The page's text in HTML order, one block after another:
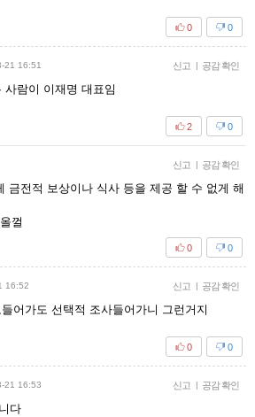
0
0
21 16:51 신고 | 공감 확인
사람이 이재명 대표임
0
2
신고 | 공감 확인
금전적 보상이나 식사 등을 제공 할 수 없게 해
껄
0
0
16:52 신고 | 공감 확인
어가도 선택적 조사들어가니 그런거지
0
0
21 16:53 신고 | 공감 확인
다